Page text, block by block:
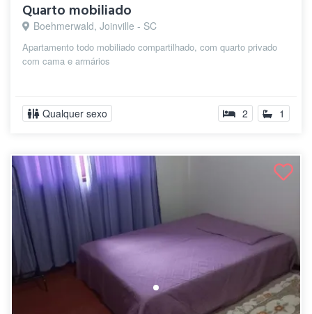
Quarto mobiliado
Boehmerwald, Joinville - SC
Apartamento todo mobiliado compartilhado, com quarto privado
com cama e armários
Qualquer sexo 2 1